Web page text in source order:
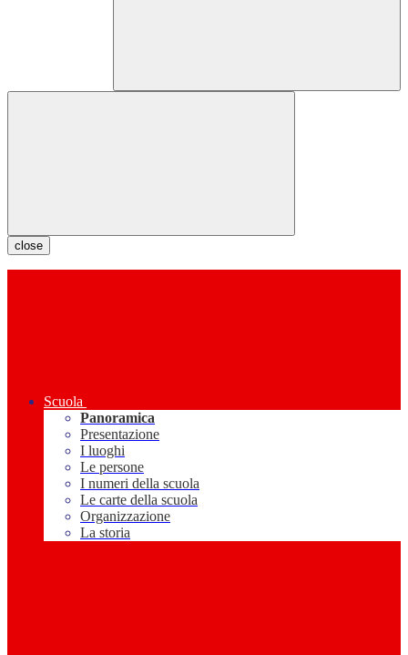
close
Scuola
Panoramica
Presentazione
I luoghi
Le persone
I numeri della scuola
Le carte della scuola
Organizzazione
La storia